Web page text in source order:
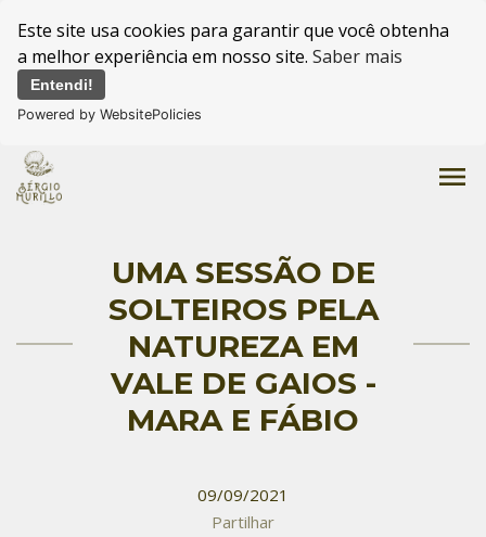
Este site usa cookies para garantir que você obtenha
a melhor experiência em nosso site. Saber mais
Entendi!
Powered by WebsitePolicies
menu
UMA SESSÃO DE
SOLTEIROS PELA
NATUREZA EM
VALE DE GAIOS -
MARA E FÁBIO
09/09/2021
Partilhar